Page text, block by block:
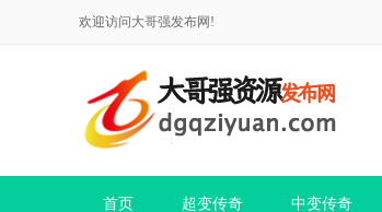
欢迎访问大哥强发布网!
首页 超变传奇 中变传奇